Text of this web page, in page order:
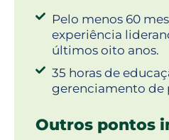
Pelo menos 60
experiência
últimos oito anos.
35 horas de
gerenciamento de
Outros pontos